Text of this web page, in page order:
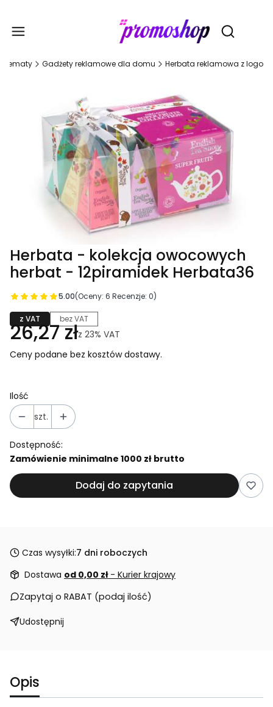
Otwórz
Tematy Gadżety reklamowe dla domu Herbata reklamowa z logo
Herbata - kolekcja owocowych
herbat - 12piramidek Herbata36
5.00(Oceny: 6 Recenzje: 0)
z VAT bez VAT
26,27 złz 23% VAT
Ceny podane bez kosztów dostawy.
Ilość
szt.
Dostępność:
Zamówienie minimalne 1000 zł brutto
Dodaj do zapytania
Czas wysyłki:7 dni roboczych
Dostawa od 0,00 zł - Kurier krajowy
Zapytaj o RABAT (podaj ilość)
Udostępnij
Opis